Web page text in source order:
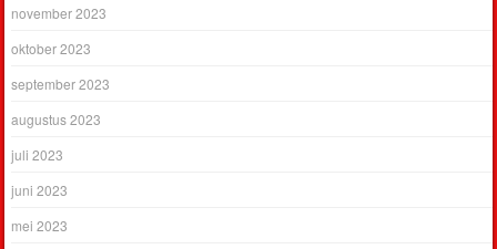
november 2023
oktober 2023
september 2023
augustus 2023
juli 2023
juni 2023
mei 2023